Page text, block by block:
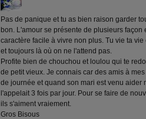
Pas de panique et tu as bien raison garder
bon. L'amour se présente de plusieurs façon
caractère facile à vivre non plus. Tu vie ta
et toujours là où on ne l'attend pas.
Profite bien de chouchou et loulou qui te
de petit vieux. Je connais car des amis à
de journée et quand son mari est venu aider
l'appelait 3 fois par jour. Pour se faire de
ils s'aiment vraiement.
Gros Bisous